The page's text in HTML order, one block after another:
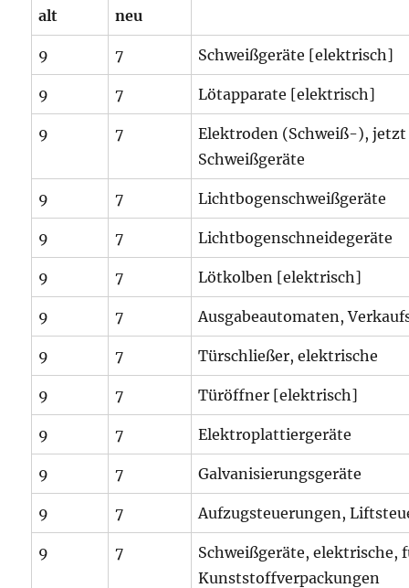
alt
neu
9 7 Schweißgeräte [elektrisch]
9 7 Lötapparate [elektrisch]
9 7
Elektroden (Schweiß-),
Schweißgeräte
9 7 Lichtbogenschweißgeräte
9 7 Lichtbogenschneidegeräte
9 7 Lötkolben [elektrisch]
9 7 Ausgabeautomaten,
9 7 Türschließer, elektrische
9 7 Türöffner [elektrisch]
9 7 Elektroplattiergeräte
9 7 Galvanisierungsgeräte
9 7 Aufzugsteuerungen,
9 7
Schweißgeräte, elektrische,
Kunststoffverpackungen